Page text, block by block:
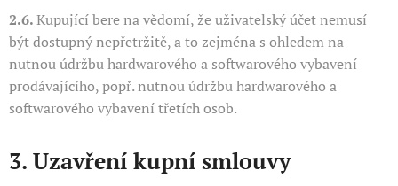
2.6.Kupující bere na vědomí, že uživatelský účet nemusí
být dostupný nepřetržitě, a to zejména s ohledem na
nutnou údržbu hardwarového a softwarového vybavení
prodávajícího, popř. nutnou údržbu hardwarového a
softwarového vybavení třetích osob.
3. Uzavření kupní smlouvy